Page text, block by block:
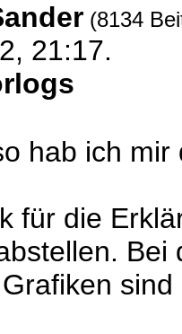
(8134
21:17.
hab ich
für die